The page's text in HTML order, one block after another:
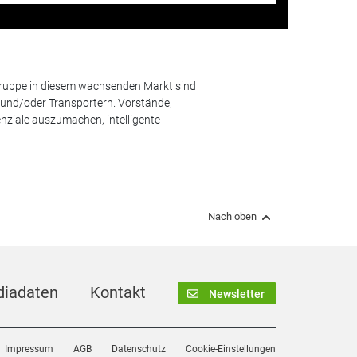
in diesem wachsenden Markt sind
oder Transportern. Vorstände,
auszumachen, intelligente
Nach oben
Kontakt Newsletter
Impressum AGB Datenschutz Cookie-Einstellungen